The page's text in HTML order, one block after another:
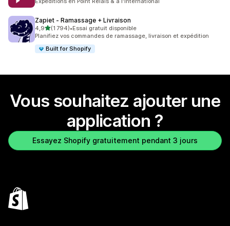
Zapiet ‑ Ramassage + Livraison
4,9étoile(s) sur 5
(1 794)
1794 avis au total
•Essai gratuit disponible
Planifiez vos commandes de ramassage, livraison et expédition
Built for Shopify
Vous souhaitez ajouter une
application ?
Essayez Shopify gratuitement pendant 3 jours